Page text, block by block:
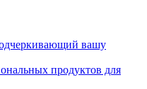
вашу
продуктов для